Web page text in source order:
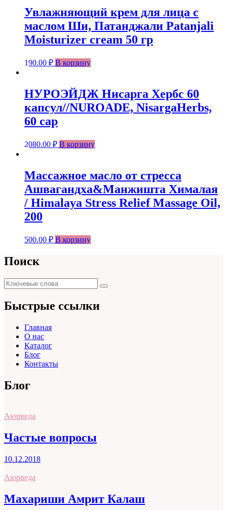
Увлажняющий крем для лица с
маслом Ши, Патанджали Patanjali
Moisturizer cream 50 гр
190.00 ₽ В корзину
НУРОЭЙДЖ Нисарга Хербс 60
капсул//NUROADE, NisargaHerbs,
60 cap
2080.00 ₽ В корзину
Массажное масло от стресса
Ашвагандха&Манжишта Хималая
/ Himalaya Stress Relief Massage Oil,
200
500.00 ₽ В корзину
Поиск
Поиск
для:
Поиск
Быстрые ссылки
Главная
О нас
Каталог
Блог
Контакты
Блог
Аюрведа
Частые вопросы
10.12.2018
Аюрведа
Махариши Амрит Калаш